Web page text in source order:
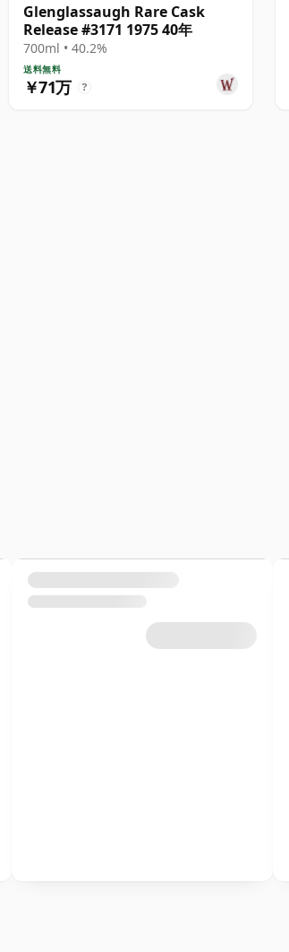
Glenglassaugh Rare Cask
Release #3171 1975 40年
700ml • 40.2%
送料無料
￥71万 ?